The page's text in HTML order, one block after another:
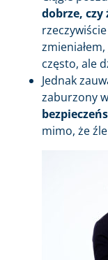
dobrze, czy
często, ale
Jednak
zaburzony
mimo, że